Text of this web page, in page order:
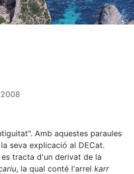
Amb aquestes paraules
seva explicació al DECat.
tracta d'un derivat de la
, la qual conté l'arrel karr